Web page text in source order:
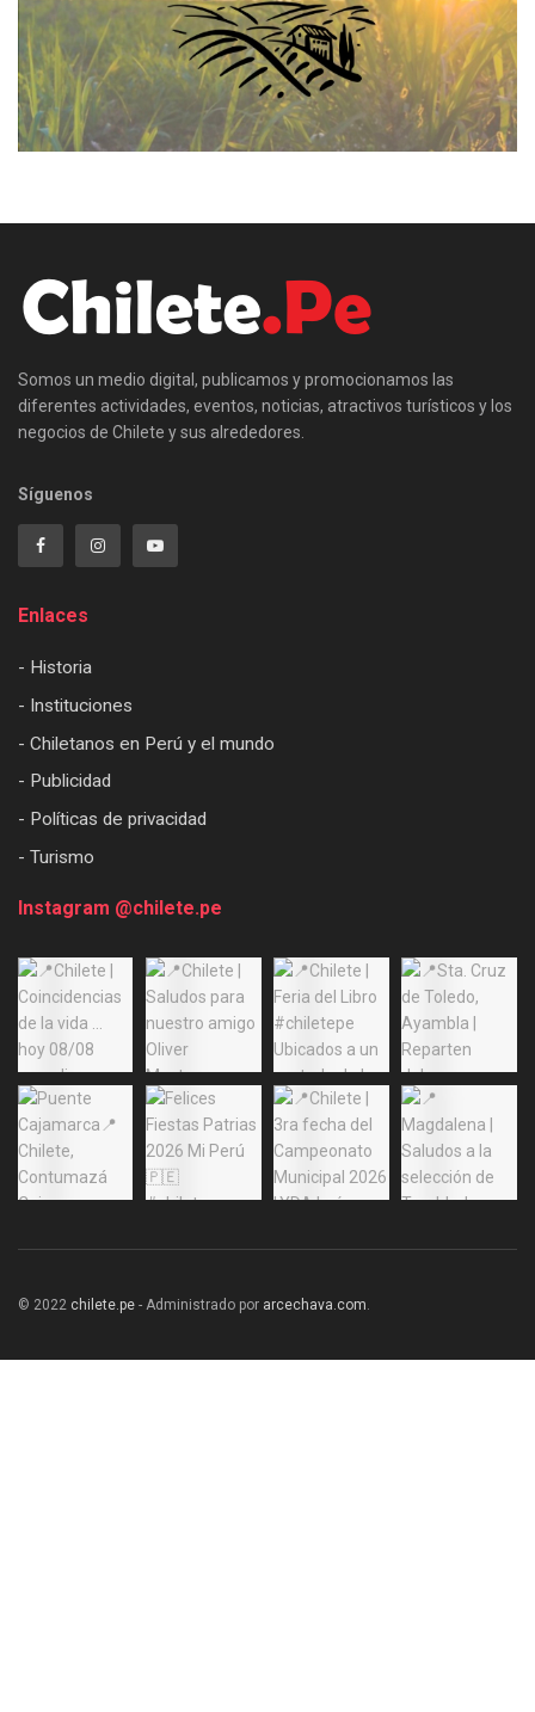
Somos un medio digital, publicamos y promocionamos las
diferentes actividades, eventos, noticias, atractivos turísticos y los
negocios de Chilete y sus alrededores.
Síguenos
Enlaces
- Historia
- Instituciones
- Chiletanos en Perú y el mundo
- Publicidad
- Políticas de privacidad
- Turismo
Instagram @chilete.pe
© 2022 chilete.pe - Administrado por arcechava.com.